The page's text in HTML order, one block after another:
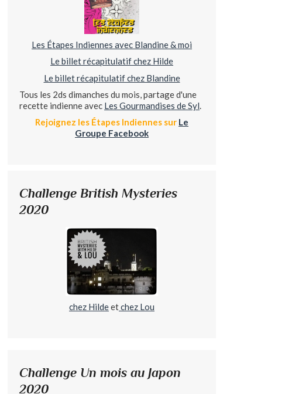
Les Étapes Indiennes avec Blandine & moi
Le billet récapitulatif chez Hilde
Le billet récapitulatif chez Blandine
Tous les 2ds dimanches du mois, partage d'une
recette indienne avec Les Gourmandises de Syl.
Rejoignez les Étapes Indiennes sur Le
Groupe Facebook
Challenge British Mysteries
2020
chez Hildeetchez Lou
Challenge Un mois au Japon
2020